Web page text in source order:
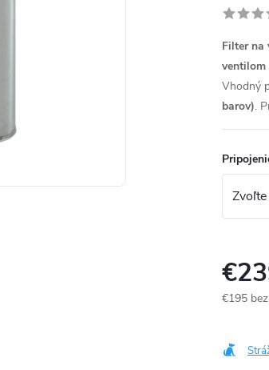
Filter na
ventilom
Vhodný
barov).
€195